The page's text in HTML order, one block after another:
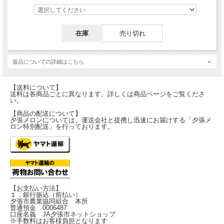
●本商品は別途送料がかかります。送料（税込）は下記
の通りです。
・南東北 1,320円
・関東、信越、北陸、中部 1,430円
・関西 1,595円
・中国、四国 1,760円
・九州 1,815円
・沖縄 2,915円
※同一箇所にお届けの場合も、
ます。ご了承ください。
Sサイズはこちら
Lサイズはこちら
在庫 売り切れ
返品についての詳細はこちら
【送料について】
送料は各商品ごとに異なります。詳しくは商品ページをご覧くださ
い。
【商品の配送について】
夕張メロンについては、運送会社と提携し迅速にお届けする「夕張メ
ロン特別配送」を行っております。
【お支払い方法】
１．銀行振込（前払い）
夕張市農業協同組合 本所
普通預金 0006487
口座名義 JA夕張市ネットショップ
※手数料はお客様負担となります